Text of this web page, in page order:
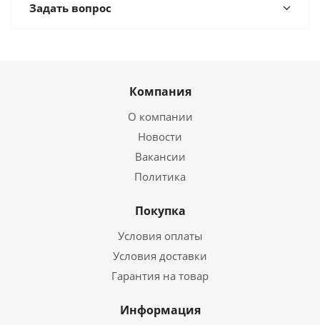
Задать вопрос
Компания
О компании
Новости
Вакансии
Политика
Покупка
Условия оплаты
Условия доставки
Гарантия на товар
Информация